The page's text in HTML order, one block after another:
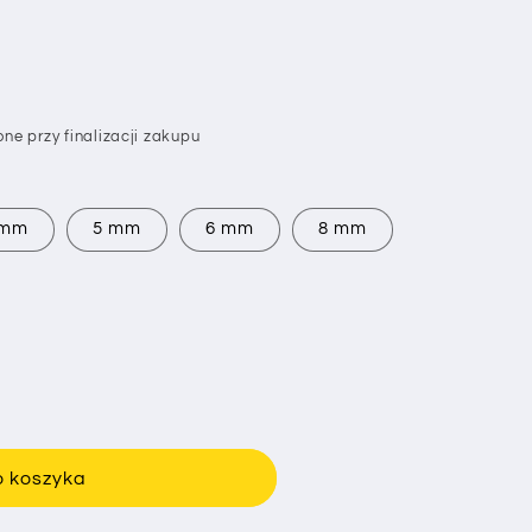
przy finalizacji zakupu
5 mm 6 mm 8 mm
koszyka